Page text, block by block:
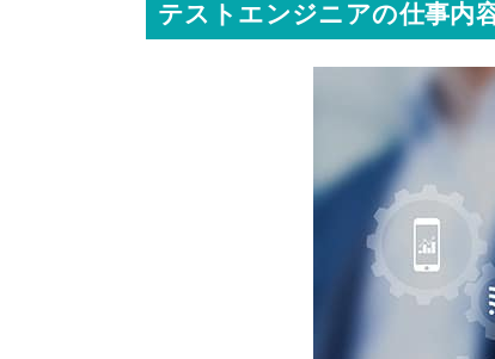
テストエンジニアの仕事内